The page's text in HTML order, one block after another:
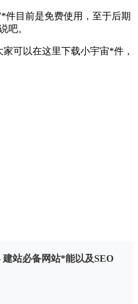
件目前是免费使用，至于后期
吧。
可以在这里下载小宇宙*件，
建站必备网站*能以及SEO